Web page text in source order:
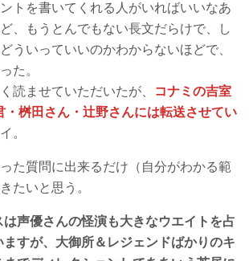
トを書いてくれる人がいればいいなあ
、もうとんでもない長文だらけで、し
ういっていいのかわからないほどで、
た。
読ませていただいたが、
コナミの吉室
・桝田さん・辻野さんには転送させてい
。
た質問に出来るだけ（自分がわかる範
たいと思う。
は声優さんの怪演も大きなウエイトを占
すが、大御所＆レジェンドばかりのキ